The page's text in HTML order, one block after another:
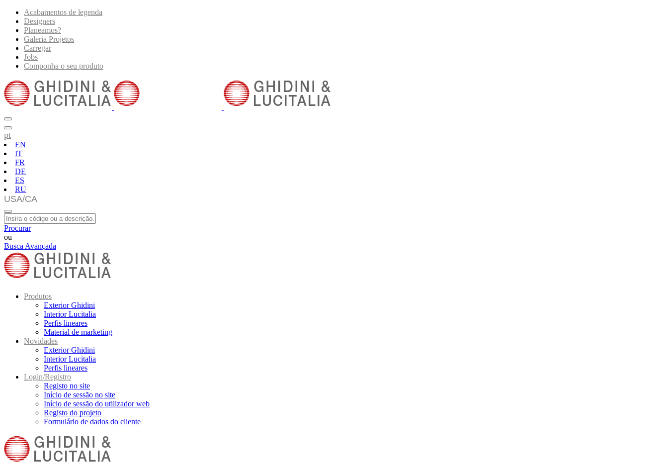
Acabamentos de legenda
Designers
Planeamos?
Galeria Projetos
Carregar
Jobs
Componha o seu produto
pt
EN
IT
FR
DE
ES
RU
Procurar
ou
Busca Avançada
Produtos
Exterior Ghidini
Interior Lucitalia
Perfis lineares
Material de marketing
Novidades
Exterior Ghidini
Interior Lucitalia
Perfis lineares
Login/Registro
Registo no site
Início de sessão no site
Início de sessão do utilizador web
Registo do projeto
Formulário de dados do cliente